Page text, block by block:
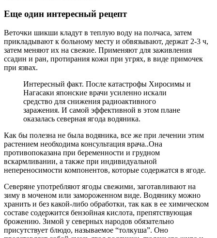
Еще один интересный рецепт
Веточки шикши кладут в теплую воду на полчаса, затем
прикладывают к больному месту и обвязывают, держат 2-3 ч,
затем меняют их на свежие. Применяют для заживления
ссадин и ран, протирания кожи при угрях, в виде примочек
при язвах.
Интересный факт. После катастрофы Хиросимы и
Нагасаки японские врачи усиленно искали
средство для снижения радиоактивного
заражения. И самой эффективной в этом плане
оказалась северная ягода водяника.
Как бы полезна не была водяника, все же при лечении этим
растением необходима консультация врача..Она
противопоказана при беременности и грудном
вскармливании, а также при индивидуальной
непереносимости компонентов, которые содержатся в ягоде.
Северяне употребляют ягоды свежими, заготавливают на
зиму в моченом или замороженном виде. Водянику можно
хранить и без какой-либо обработки, так как в ее химическом
составе содержится бензойная кислота, препятствующая
брожению. Зимой у северных народов обязательно
присутствует блюдо, называемое “толкуша”. Оно